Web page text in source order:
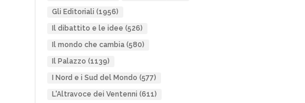
Gli Editoriali (1956)
Il dibattito e le idee (526)
Il mondo che cambia(580)
Il Palazzo (1139)
I Nord e i Sud del Mondo (577)
L'Altravoce dei Ventenni (611)